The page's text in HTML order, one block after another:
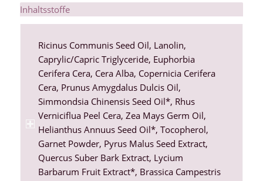
Inhaltsstoffe
Ricinus Communis Seed Oil, Lanolin,
Caprylic/Capric Triglyceride, Euphorbia
Cerifera Cera, Cera Alba, Copernicia Cerifera
Cera, Prunus Amygdalus Dulcis Oil,
Simmondsia Chinensis Seed Oil*, Rhus
Verniciflua Peel Cera, Zea Mays Germ Oil,
Helianthus Annuus Seed Oil*, Tocopherol,
Garnet Powder, Pyrus Malus Seed Extract,
Quercus Suber Bark Extract, Lycium
Barbarum Fruit Extract*, Brassica Campestris